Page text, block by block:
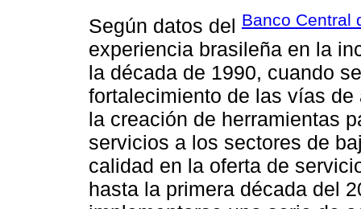
Según datos del Banco Central
experiencia brasileña en la
la década de 1990, cuando
fortalecimiento de las vías
la creación de herramientas
servicios a los sectores de
calidad en la oferta de
hasta la primera década del